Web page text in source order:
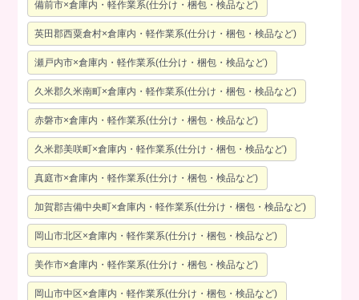
備前市×倉庫内・軽作業系(仕分け・梱包・検品など)
英田郡西粟倉村×倉庫内・軽作業系(仕分け・梱包・検品など)
瀬戸内市×倉庫内・軽作業系(仕分け・梱包・検品など)
久米郡久米南町×倉庫内・軽作業系(仕分け・梱包・検品など)
赤磐市×倉庫内・軽作業系(仕分け・梱包・検品など)
久米郡美咲町×倉庫内・軽作業系(仕分け・梱包・検品など)
真庭市×倉庫内・軽作業系(仕分け・梱包・検品など)
加賀郡吉備中央町×倉庫内・軽作業系(仕分け・梱包・検品など)
岡山市北区×倉庫内・軽作業系(仕分け・梱包・検品など)
美作市×倉庫内・軽作業系(仕分け・梱包・検品など)
岡山市中区×倉庫内・軽作業系(仕分け・梱包・検品など)